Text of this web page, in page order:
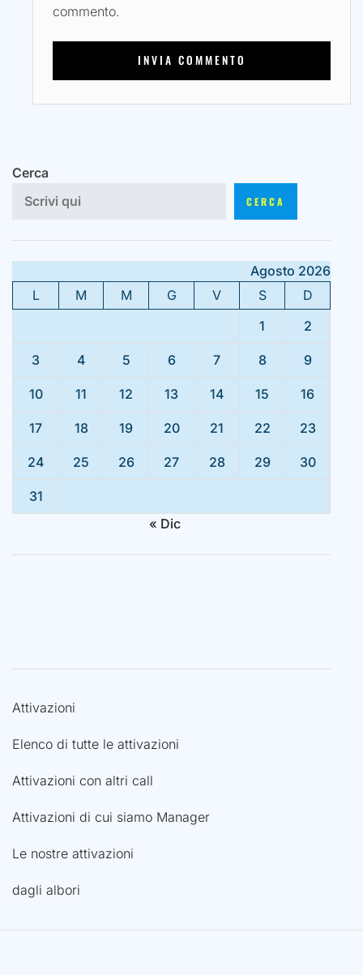
commento.
Cerca
CERCA
Agosto 2026
L
M M G V S
D
1
2
3 4 5 6 7 8 9
10 11 12 13 14 15 16
17 18 19 20 21 22 23
24 25 26 27 28 29 30
31
« Dic
Attivazioni